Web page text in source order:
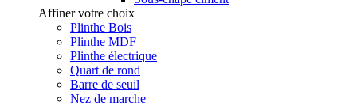
Affiner votre choix
Plinthe Bois
Plinthe MDF
Plinthe électrique
Quart de rond
Barre de seuil
Nez de marche